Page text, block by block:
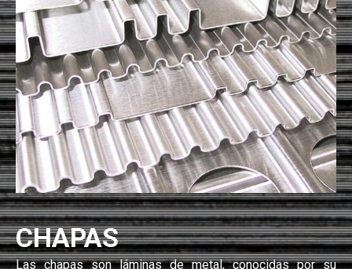
CHAPAS
Las chapas son láminas de metal, conocidas por su